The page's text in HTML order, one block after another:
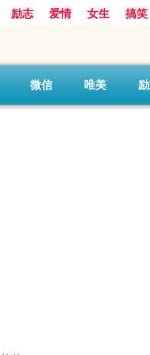
励志 爱情 女生 搞笑
微信 唯美